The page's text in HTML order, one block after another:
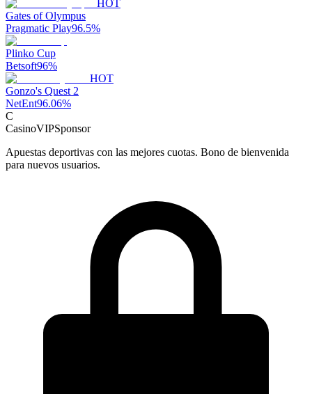
HOT
Gates of Olympus
Pragmatic Play96.5%
Plinko Cup
Betsoft96%
HOT
Gonzo's Quest 2
NetEnt96.06%
C
CasinoVIPSponsor
Apuestas deportivas con las mejores cuotas. Bono de bienvenida
para nuevos usuarios.